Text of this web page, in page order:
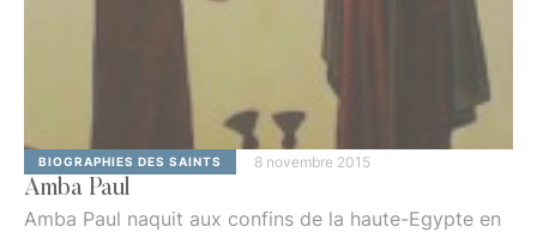
BIOGRAPHIES DES SAINTS 8 novembre 2015
Amba Paul
Amba Paul naquit aux confins de la haute-Egypte en